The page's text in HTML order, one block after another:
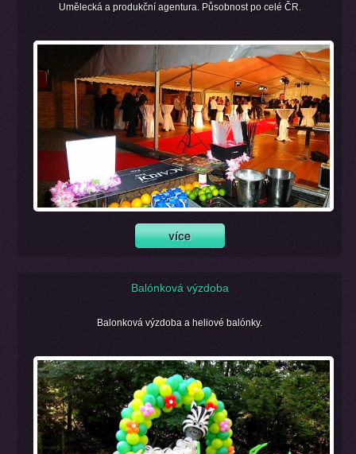
Umělecká a produkční agentura. Působnost po celé ČR.
Balónková výzdoba
Balonková výzdoba a heliové balónky.